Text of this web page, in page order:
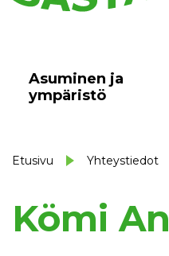
Asuminen ja
ympäristö
Etusivu Yhteystiedot
Kömi